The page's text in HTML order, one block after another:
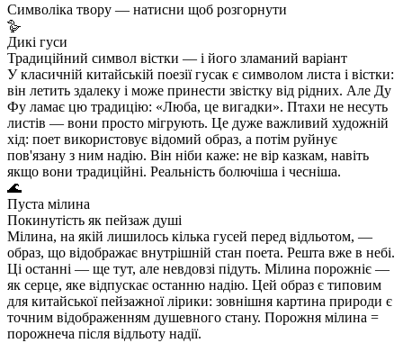
Символіка твору — натисни щоб розгорнути
🪿
Дикі гуси
Традиційний символ вістки — і його зламаний варіант
У класичній китайській поезії гусак є символом листа і вістки:
він летить здалеку і може принести звістку від рідних. Але Ду
Фу ламає цю традицію: «Люба, це вигадки». Птахи не несуть
листів — вони просто мігрують. Це дуже важливий художній
хід: поет використовує відомий образ, а потім руйнує
пов'язану з ним надію. Він ніби каже: не вір казкам, навіть
якщо вони традиційні. Реальність болючіша і чесніша.
🌊
Пуста мілина
Покинутість як пейзаж душі
Мілина, на якій лишилось кілька гусей перед відльотом, —
образ, що відображає внутрішній стан поета. Решта вже в небі.
Ці останні — ще тут, але невдовзі підуть. Мілина порожніє —
як серце, яке відпускає останню надію. Цей образ є типовим
для китайської пейзажної лірики: зовнішня картина природи є
точним відображенням душевного стану. Порожня мілина =
порожнеча після відльоту надії.